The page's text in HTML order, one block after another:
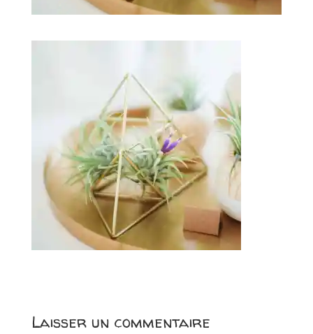
Laisser un commentaire